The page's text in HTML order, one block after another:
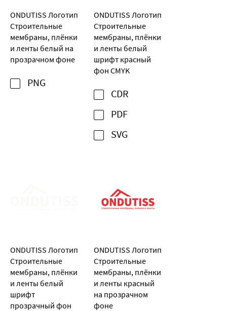
ONDUTISS Логотип
Строительные
мембраны, плёнки
и ленты белый на
прозрачном фоне
PNG
ONDUTISS Логотип
Строительные
мембраны, плёнки
и ленты белый
шрифт красный
фон CMYK
CDR
PDF
SVG
ONDUTISS Логотип
Строительные
мембраны, плёнки
и ленты белый
шрифт
прозрачный фон
ONDUTISS Логотип
Строительные
мембраны, плёнки
и ленты красный
на прозрачном
фоне